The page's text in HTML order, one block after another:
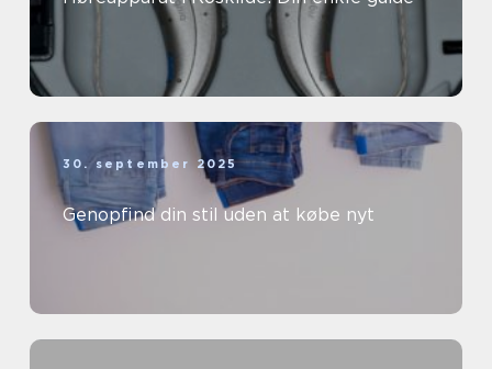
30. september 2025
Genopfind din stil uden at købe nyt